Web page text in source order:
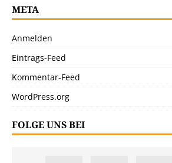
META
Anmelden
Eintrags-Feed
Kommentar-Feed
WordPress.org
FOLGE UNS BEI